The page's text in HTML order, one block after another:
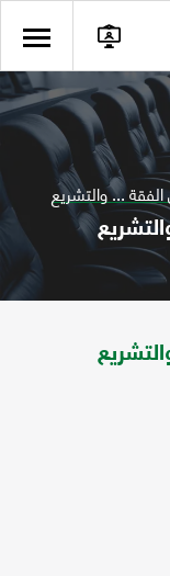
الفقة ... والتشريع